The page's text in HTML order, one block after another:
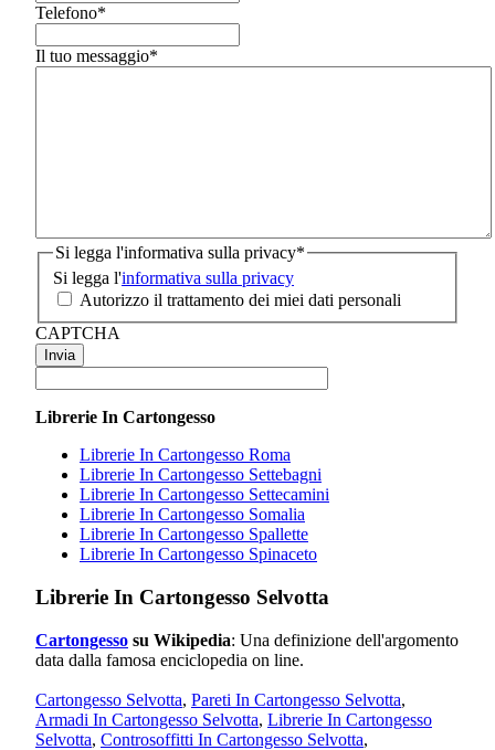
Telefono*
Il tuo messaggio*
Si legga l'informativa sulla privacy*
Si legga l'informativa sulla privacy
Autorizzo il trattamento dei miei dati personali
CAPTCHA
Librerie In Cartongesso
Librerie In Cartongesso Roma
Librerie In Cartongesso Settebagni
Librerie In Cartongesso Settecamini
Librerie In Cartongesso Somalia
Librerie In Cartongesso Spallette
Librerie In Cartongesso Spinaceto
Librerie In Cartongesso Selvotta
Cartongesso su Wikipedia: Una definizione dell'argomento
data dalla famosa enciclopedia on line.
Cartongesso Selvotta, Pareti In Cartongesso Selvotta,
Armadi In Cartongesso Selvotta, Librerie In Cartongesso
Selvotta, Controsoffitti In Cartongesso Selvotta,